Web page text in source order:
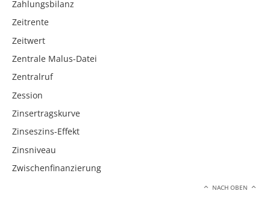
Zahlungsbilanz
Zeitrente
Zeitwert
Zentrale Malus-Datei
Zentralruf
Zession
Zinsertragskurve
Zinseszins-Effekt
Zinsniveau
Zwischenfinanzierung
NACH OBEN